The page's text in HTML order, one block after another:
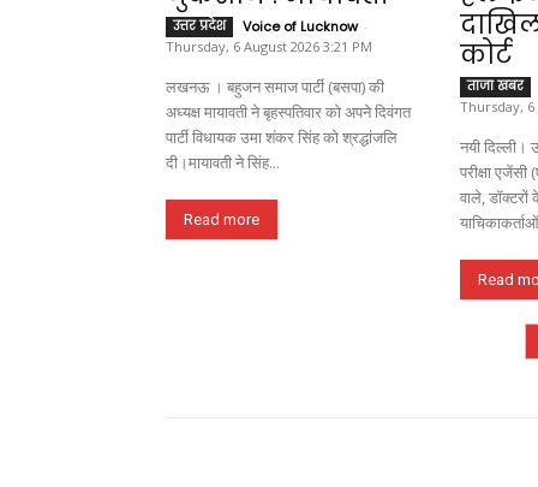
उत्तर प्रदेश Voice of Lucknow -
Thursday, 6 August 2026 3:21 PM
लखनऊ । बहुजन समाज पार्टी (बसपा) की
अध्यक्ष मायावती ने बृहस्पतिवार को अपने दिवंगत
पार्टी विधायक उमा शंकर सिंह को श्रद्धांजलि
दी।मायावती ने सिंह...
Read more
कोर्ट
ताजा खबर
Thursday, 6
नयी दिल्ली।
परीक्षा
वाले,
Read